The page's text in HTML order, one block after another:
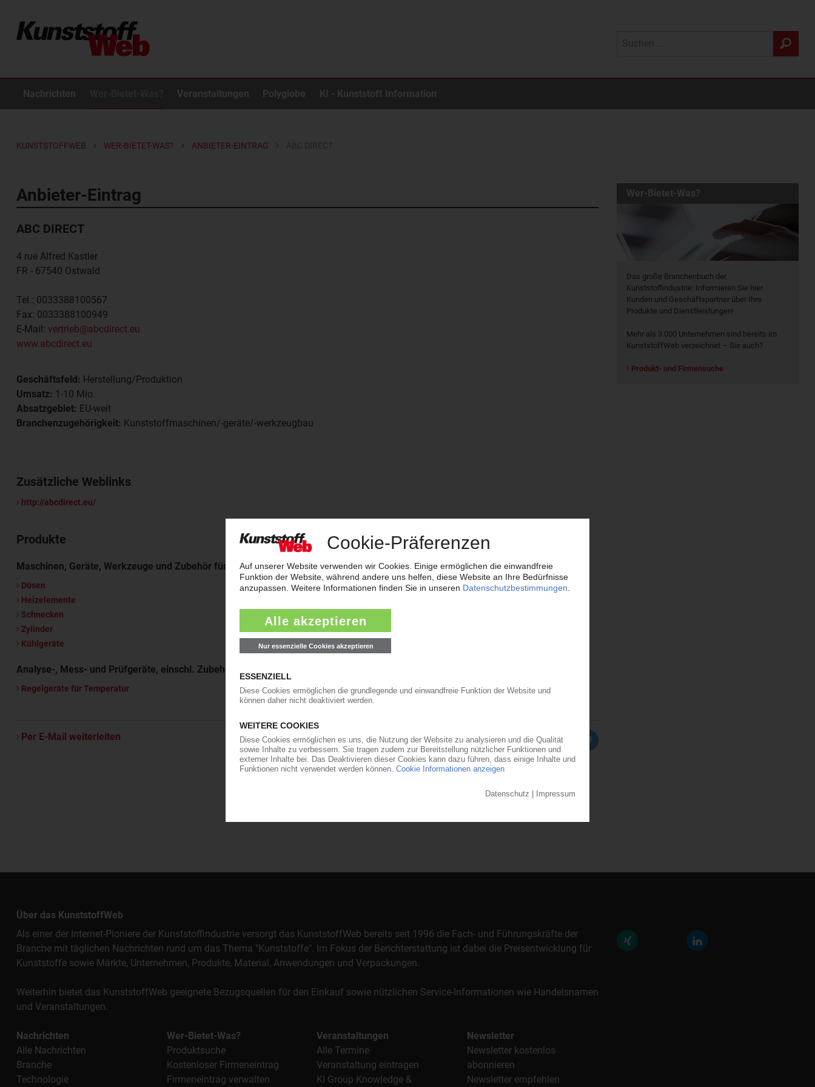
Nachrichten Veranstaltungen Polyglobe KI - Kunststoff Information
KUNSTSTOFFWEB WER-BIETET-WAS? ANBIETER-EINTRAG
Anbieter-Eintrag
ABC DIRECT
4 rue Alfred Kastler
FR - 67540 Ostwald
Tel.: 0033388100567
Fax: 0033388100949
E-Mail: vertrieb@abcdirect.eu
www.abcdirect.eu
Geschäftsfeld: Herstellung/Produktion
Umsatz: 1-10 Mio.
Absatzgebiet: EU-weit
Branchenzugehörigkeit: Kunststoffmaschinen/-geräte/-werkzeugbau
Zusätzliche Weblinks
http://abcdirect.eu/
Produkte
Maschinen, Geräte, Werkzeuge und Zubehör für die Kunststoffverarbeitung
Düsen
Heizelemente
Schnecken
Zylinder
Kühlgeräte
Analyse-, Mess- und Prüfgeräte, einschl. Zubehör
Regelgeräte für Temperatur
Per E-Mail weiterleiten
Wer-Bietet-Was?
Das große Branchenbuch der
Kunststoffindustrie: Informieren Sie hier
Kunden und Geschäftspartner über Ihre
Produkte und Dienstleistungen!
Mehr als 3.000 Unternehmen sind bereits im
KunststoffWeb verzeichnet – Sie auch?
Produkt- und Firmensuche
Über das KunststoffWeb
Als einer der Internet-Pioniere der Kunststoffindustrie versorgt das KunststoffWeb bereits seit 1996 die Fach- und Führungskräfte der
Branche mit täglichen Nachrichten rund um das Thema "Kunststoffe". Im Fokus der Berichterstattung ist dabei die Preisentwicklung für
Kunststoffe sowie Märkte, Unternehmen, Produkte, Material, Anwendungen und Verpackungen.
Weiterhin bietet das KunststoffWeb geeignete Bezugsquellen für den Einkauf sowie nützlichen Service-Informationen wie Handelsnamen
und Veranstaltungen.
Nachrichten
Alle Nachrichten
Branche
Technologie
Wer-Bietet-Was?
Produktsuche
Kostenloser Firmeneintrag
Firmeneintrag verwalten
Veranstaltungen
Alle Termine
Veranstaltung eintragen
KI Group Knowledge &
Newsletter
Newsletter kostenlos
abonnieren
Newsletter empfehlen